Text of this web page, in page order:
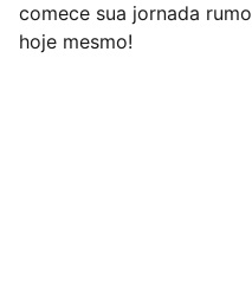
comece sua jornada
hoje mesmo!